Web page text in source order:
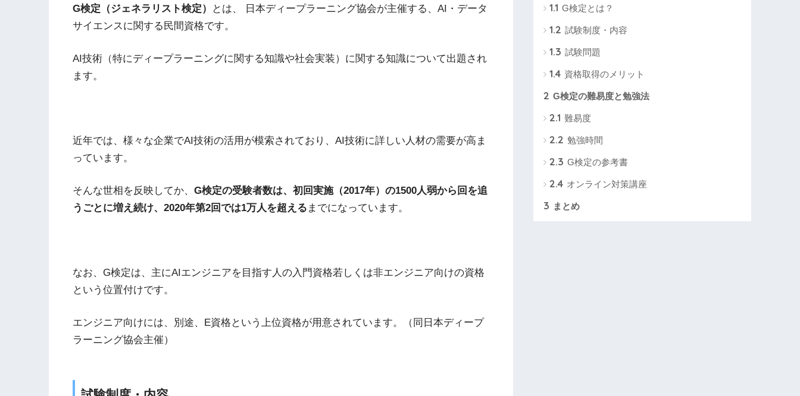
G検定（ジェネラリスト検定）
とは、 日本ディープラーニング協会が主催する、AI・データ
サイエンスに関する民間資格です。
AI技術（特にディープラーニングに関する知識や社会実装）に関する知識について出題され
ます。
近年では、様々な企業でAI技術の活用が模索されており、AI技術に詳しい人材の需要が高ま
っています。
そんな世相を反映してか、 G検定の受験者数は、初回実施（2017年）の1500人弱から回を追
うごとに増え続け、2020年第2回では1万人を超える までになっています。
なお、G検定は、主にAIエンジニアを目指す人の入門資格若しくは非エンジニア向けの資格
という位置付けです。
エンジニア向けには、別途、E資格という上位資格が用意されています。（同日本ディープ
ラーニング協会主催）
1.1 G検定とは？
1.2 試験制度・内容
1.3 試験問題
1.4 資格取得のメリット
2 G検定の難易度と勉強法
2.1 難易度
2.2 勉強時間
2.3 G検定の参考書
2.4 オンライン対策講座
3 まとめ